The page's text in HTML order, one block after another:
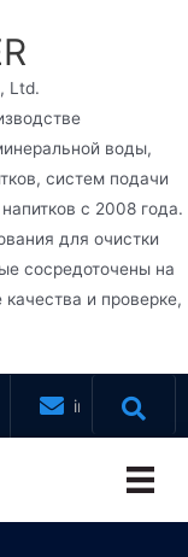
Ltd.
воды,
систем подачи
с 2008 года.
для очистки
сосредоточены на
и проверке,